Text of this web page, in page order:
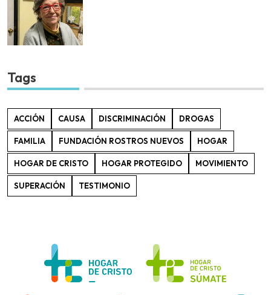
Tags
ACCIÓN CAUSA DISCRIMINACIÓN DROGAS
FAMILIA FUNDACIÓN ROSTROS NUEVOS HOGAR
HOGAR DE CRISTO HOGAR PROTEGIDO MOVIMIENTO
SUPERACIÓN TESTIMONIO